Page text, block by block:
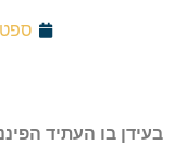
בעידן בו העתיד